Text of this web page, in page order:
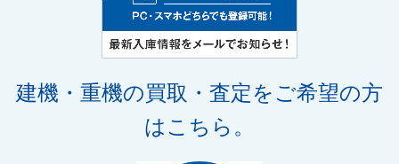
建機・重機の買取・査定をご希望の方
はこちら。